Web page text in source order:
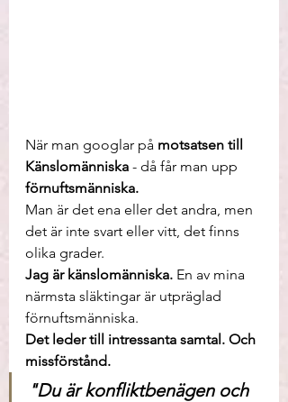
När man googlar på motsatsen till
Känslomänniska - då får man upp
förnuftsmänniska.
Man är det ena eller det andra, men
det är inte svart eller vitt, det finns
olika grader.
Jag är känslomänniska. En av mina
närmsta släktingar är utpräglad
förnuftsmänniska.
Det leder till intressanta samtal. Och
missförstånd.
"Du är konfliktbenägen och